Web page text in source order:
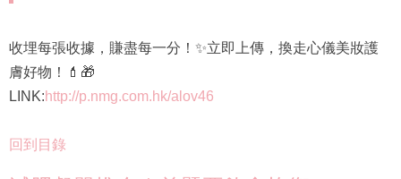
收埋每張收據，賺盡每一分！✨立即上傳，換走心儀美妝護
膚好物！💄🎁
LINK:http://p.nmg.com.hk/alov46
回到目錄